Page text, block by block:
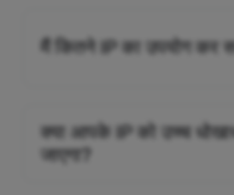
मैं कितने IP का उपयोग कर
क्या आपके IP को उच्च
जाएगा?